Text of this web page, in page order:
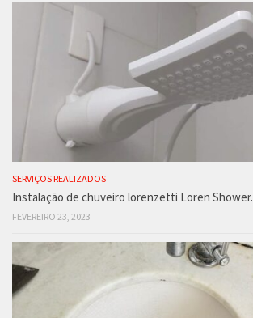
SERVIÇOS REALIZADOS
Instalação de chuveiro lorenzetti Loren Shower.
FEVEREIRO 23, 2023